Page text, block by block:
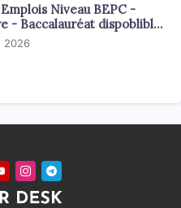
Niveau BEPC -
- Baccalauréat dispoblible
2026